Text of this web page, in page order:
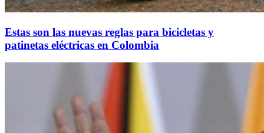
Estas son las nuevas reglas para bicicletas y
patinetas eléctricas en Colombia